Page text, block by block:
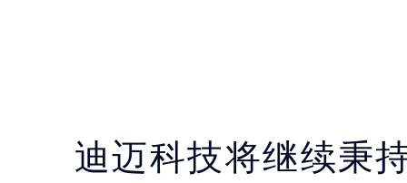
迪迈科技将继续秉